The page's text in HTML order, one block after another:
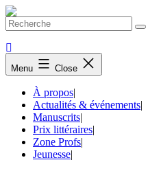
Skip
to
Menu Close
À propos|
Actualités & événements|
Manuscrits|
Prix littéraires|
Zone Profs|
Jeunesse|